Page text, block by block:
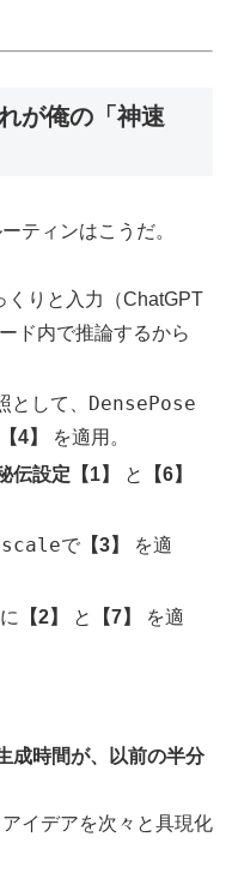
が俺の「神速
ティンはこうだ。
くりと入力（ChatGPT
ド内で推論するから
として、 DensePose
4】
を適用。
伝設定【1】 と
【6】
で 【3】
を適
に 【2】 と 【7】
を適
成時間が、以前の半分
イデアを次々と具現化